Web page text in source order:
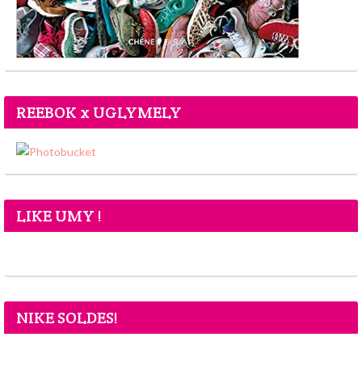
REEBOK x UGLYMELY
LIKE UMY !
NIKE SOLDES!